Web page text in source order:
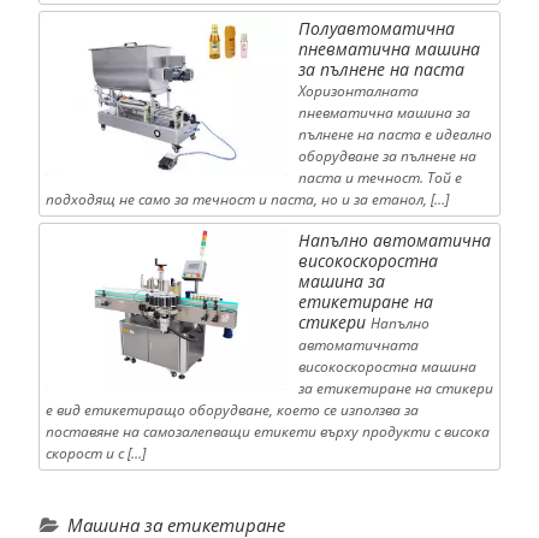
Полуавтоматична
пневматична машина
за пълнене на паста
Хоризонталната
пневматична машина за
пълнене на паста е идеално
оборудване за пълнене на
паста и течност. Той е
подходящ не само за течност и паста, но и за етанол, […]
Напълно автоматична
високоскоростна
машина за
етикетиране на
стикери Напълно
автоматичната
високоскоростна машина
за етикетиране на стикери
е вид етикетиращо оборудване, което се използва за
поставяне на самозалепващи етикети върху продукти с висока
скорост и с […]
Машина за етикетиране